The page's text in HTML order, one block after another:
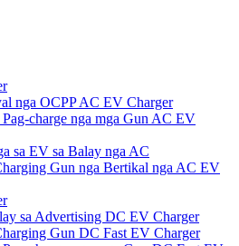
nga OCPP AC EV Charger
charge nga mga Gun AC EV
sa EV sa Balay nga AC
Gun nga Bertikal nga AC EV
sa Advertising DC EV Charger
Gun DC Fast EV Charger